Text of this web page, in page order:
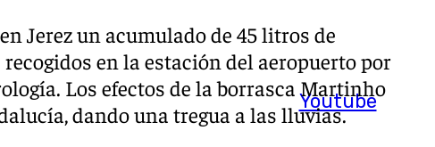
Youtube
Jerez un acumulado de 45 litros de
recogidos en la estación del aeropuerto por
Los efectos de la borrasca Martinho
dando una tregua a las lluvias.